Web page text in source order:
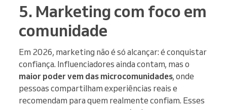
5. Marketing com foco em
comunidade
Em 2026, marketing não é só alcançar: é conquistar
confiança. Influenciadores ainda contam, mas o
maior poder vem das microcomunidades, onde
pessoas compartilham experiências reais e
recomendam para quem realmente confiam. Esses